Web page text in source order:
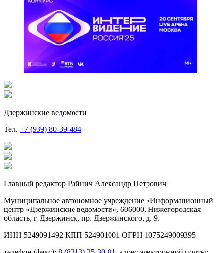
Дзержинские ведомости
Тел. +7 (939) 80-39-484
Главный редактор Райнич Александр Петрович
Муниципальное автономное учреждение «Информационный
центр «Дзержинские ведомости», 606000, Нижегородская
область, г. Дзержинск, пр. Дзержинского, д. 9.
ИНН 5249091492 КПП 524901001 ОГРН 1075249009395